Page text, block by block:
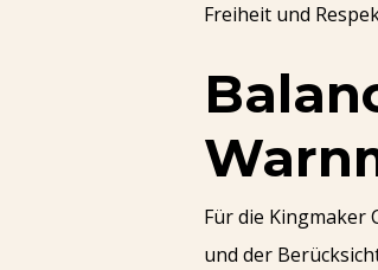
Freiheit und
Für die Kingmaker
und der